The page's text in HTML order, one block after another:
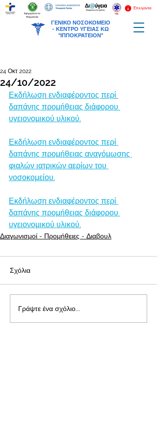
ΓΕΝΙΚΟ ΝΟΣΟΚΟΜΕΙΟ
- ΚΕΝΤΡΟ ΥΓΕΙΑΣ ΚΩ
"ΙΠΠΟΚΡΑΤΕΙΟΝ"
Επείγοντα
Εφημερεύοντα
Φαρμακεία
24/10/2022
24 Οκτ 2022
Εκδήλωση ενδιαφέροντος περί
δαπάνης προμήθειας διάφορου
υγειονομικού υλικού.
Εκδήλωση ενδιαφέροντος περί
δαπάνης προμήθειας αναγόμωσης
φιαλών ιατρικών αερίων του
νοσοκομείου.
Εκδήλωση ενδιαφέροντος περί
δαπάνης προμήθειας διάφορου
υγειονομικού υλικού.
Διαγωνισμοί - Προμήθειες - Διαβουλ
Σχόλια
Γράψτε ένα σχόλιο...